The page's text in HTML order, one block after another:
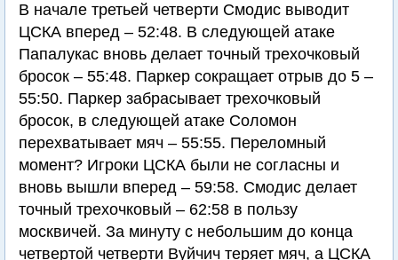
В начале третьей четверти Смодис выводит
ЦСКА вперед – 52:48. В следующей атаке
Папалукас вновь делает точный трехочковый
бросок – 55:48. Паркер сокращает отрыв до 5 –
55:50. Паркер забрасывает трехочковый
бросок, в следующей атаке Соломон
перехватывает мяч – 55:55. Переломный
момент? Игроки ЦСКА были не согласны и
вновь вышли вперед – 59:58. Смодис делает
точный трехочковый – 62:58 в пользу
москвичей. За минуту с небольшим до конца
четвертой четверти Вуйчич теряет мяч, а ЦСКА